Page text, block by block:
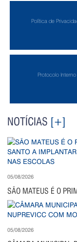
Política de
Protocolo Interno
NOTÍCIAS [+]
05/08/2026
SÃO MATEUS É O
05/08/2026